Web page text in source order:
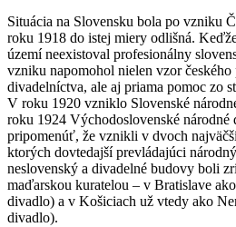
Situácia na Slovensku bola po vzniku
roku 1918 do istej miery odlišná.
území neexistoval profesionálny
vzniku napomohol nielen vzor českého
divadelníctva, ale aj priama pomoc zo
V roku 1920 vzniklo Slovenské
roku 1924 Východoslovenské
pripomenúť, že vznikli v dvoch
ktorých dovtedajší prevládajúci
neslovenský a divadelné budovy boli
maďarskou kuratelou – v Bratislave
divadlo) a v Košiciach už vtedy ako
divadlo).